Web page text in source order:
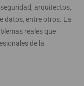
arquitectos,
datos, entre otros. La
reales que
de la